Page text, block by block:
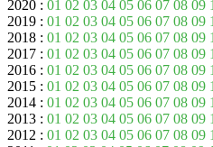
2020 : 01 02 03 04 05 06 07 08 09
2019 : 01 02 03 04 05 06 07 08 09
2018 : 01 02 03 04 05 06 07 08 09
2017 : 01 02 03 04 05 06 07 08 09
2016 : 01 02 03 04 05 06 07 08 09
2015 : 01 02 03 04 05 06 07 08 09
2014 : 01 02 03 04 05 06 07 08 09
2013 : 01 02 03 04 05 06 07 08 09
2012 : 01 02 03 04 05 06 07 08 09